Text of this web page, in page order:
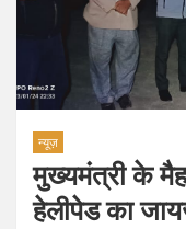
न्यूज़
मुख्यमंत्री के
हेलीपेड का